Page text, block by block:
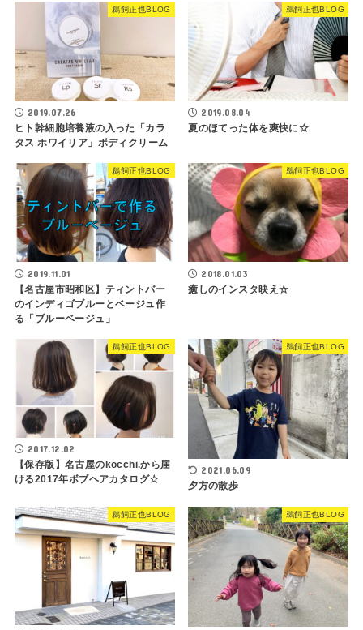
鵜飼正也BLOG
2019.07.26
ヒト幹細胞培養液の入った「カラ
タス ホワイリア」ボディクリーム
鵜飼正也BLOG
2019.08.04
夏のほてった体を爽快に☆
鵜飼正也BLOG
2019.11.01
【名古屋市昭和区】ティントバー
のインディゴブルーとベージュ作
る「ブルーベージュ」
鵜飼正也BLOG
2018.01.03
癒しのインスタ映え☆
鵜飼正也BLOG
2017.12.02
【保存版】名古屋のkocchi.から届
ける2017年ボブヘアカタログ☆
鵜飼正也BLOG
2021.06.09
夕方の散歩
鵜飼正也BLOG 鵜飼正也BLOG